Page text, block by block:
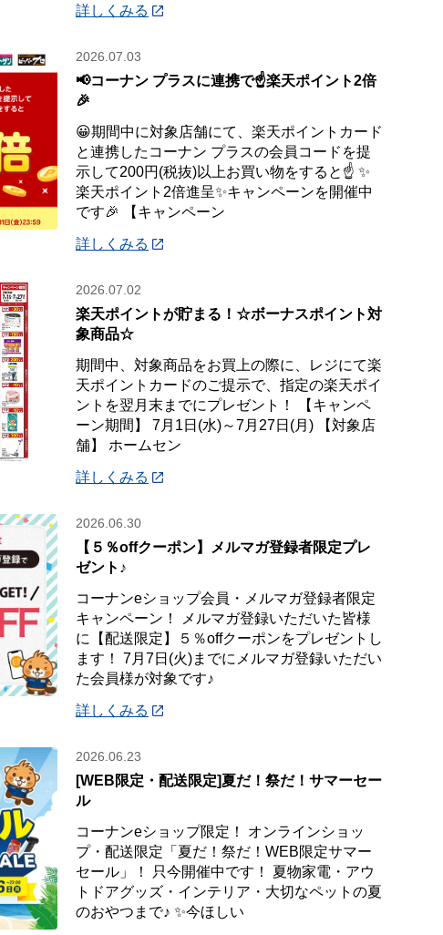
詳しくみる
2026.07.03
📢コーナン プラスに連携で☝️楽天ポイント2倍
🎉
😀期間中に対象店舗にて、楽天ポイントカード
と連携したコーナン プラスの会員コードを提
示して200円(税抜)以上お買い物をすると☝️ ✨
楽天ポイント2倍進呈✨キャンペーンを開催中
です🎉 【キャンペーン
詳しくみる
2026.07.02
楽天ポイントが貯まる！☆ボーナスポイント対
象商品☆
期間中、対象商品をお買上の際に、レジにて楽
天ポイントカードのご提示で、指定の楽天ポイ
ントを翌月末までにプレゼント！ 【キャンペ
ーン期間】 7月1日(水)～7月27日(月) 【対象店
舗】 ホームセン
詳しくみる
2026.06.30
【５％offクーポン】メルマガ登録者限定プレ
ゼント♪
コーナンeショップ会員・メルマガ登録者限定
キャンペーン！ メルマガ登録いただいた皆様
に【配送限定】５％offクーポンをプレゼントし
ます！ 7月7日(火)までにメルマガ登録いただい
た会員様が対象です♪
詳しくみる
2026.06.23
[WEB限定・配送限定]夏だ！祭だ！サマーセー
ル
コーナンeショップ限定！ オンラインショッ
プ・配送限定「夏だ！祭だ！WEB限定サマー
セール」！ 只今開催中です！ 夏物家電・アウ
トドアグッズ・インテリア・大切なペットの夏
のおやつまで♪ ✨今ほしい